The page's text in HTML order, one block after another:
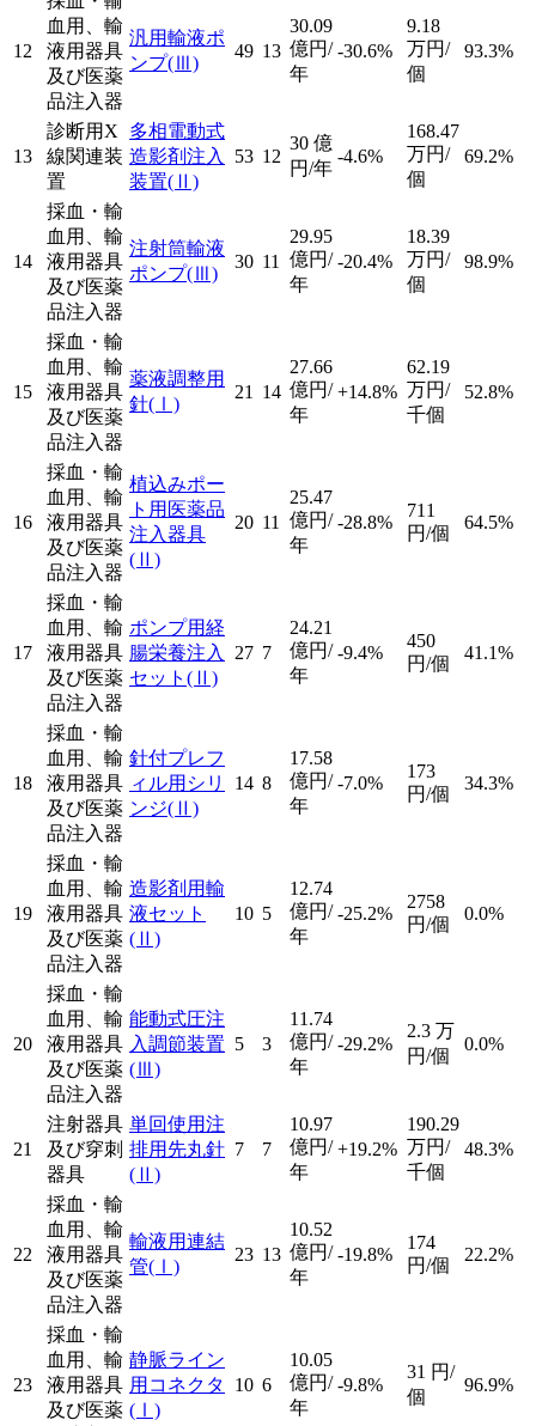
12
血用、輸
液用器具
及び医薬
品注入器
汎用輸液ポ
ンプ(Ⅲ)
49 13
30.09
億円/
年
-30.6%
9.18
万円/
個
93.3%
13
診断用X
線関連装
置
多相電動式
造影剤注入
装置(Ⅱ)
53 12
30 億
円/年
-4.6%
168.47
万円/
個
69.2%
14
採血・輸
血用、輸
液用器具
及び医薬
品注入器
注射筒輸液
ポンプ(Ⅲ)
30 11
29.95
億円/
年
-20.4%
18.39
万円/
個
98.9%
15
採血・輸
血用、輸
液用器具
及び医薬
品注入器
薬液調整用
針(Ⅰ)
21 14
27.66
億円/
年
+14.8%
62.19
万円/
千個
52.8%
16
採血・輸
血用、輸
液用器具
及び医薬
品注入器
植込みポー
ト用医薬品
注入器具
(Ⅱ)
20 11
25.47
億円/
年
-28.8%
711
円/個
64.5%
17
採血・輸
血用、輸
液用器具
及び医薬
品注入器
ポンプ用経
腸栄養注入
セット (Ⅱ)
27 7
24.21
億円/
年
-9.4%
450
円/個
41.1%
18
採血・輸
血用、輸
液用器具
及び医薬
品注入器
針付プレフ
ィル用シリ
ンジ(Ⅱ)
14 8
17.58
億円/
年
-7.0%
173
円/個
34.3%
19
採血・輸
血用、輸
液用器具
及び医薬
品注入器
造影剤用輸
液セット
(Ⅱ)
10 5
12.74
億円/
年
-25.2%
2758
円/個
0.0%
20
採血・輸
血用、輸
液用器具
及び医薬
品注入器
能動式圧注
入調節装置
(Ⅲ)
5 3
11.74
億円/
年
-29.2%
2.3 万
円/個
0.0%
21
注射器具
及び穿刺
器具
単回使用注
排用先丸針
(Ⅱ)
7 7
10.97
億円/
年
+19.2%
190.29
万円/
千個
48.3%
22
採血・輸
血用、輸
液用器具
及び医薬
品注入器
輸液用連結
管(Ⅰ)
23 13
10.52
億円/
年
-19.8%
174
円/個
22.2%
23
採血・輸
血用、輸
液用器具
及び医薬
静脈ライン
用コネクタ
(Ⅰ)
10 6
10.05
億円/
年
-9.8%
31 円/
個
96.9%